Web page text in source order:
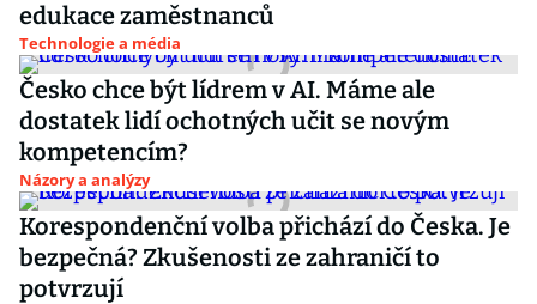
edukace zaměstnanců
Technologie a média
Česko chce být lídrem v AI. Máme ale
dostatek lidí ochotných učit se novým
kompetencím?
Názory a analýzy
Korespondenční volba přichází do Česka. Je
bezpečná? Zkušenosti ze zahraničí to
potvrzují